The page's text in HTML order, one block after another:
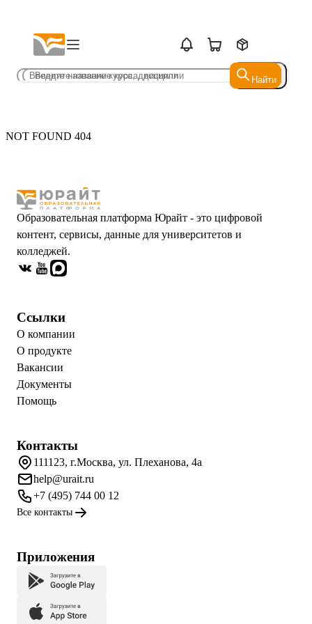
Найти
Найти
NOT FOUND 404
Образовательная платформа Юрайт - это цифровой
контент, сервисы, данные для университетов и
колледжей.
Ссылки
О компании
О продукте
Вакансии
Документы
Помощь
Контакты
111123, г.Москва, ул. Плеханова, 4а
help@urait.ru
+7 (495) 744 00 12
Все контакты
Приложения